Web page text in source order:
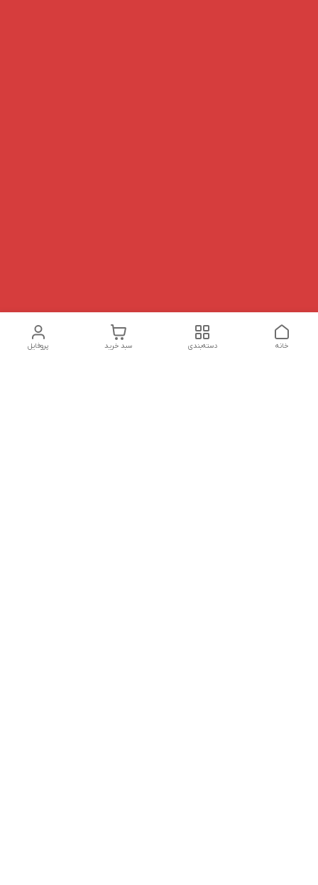
پروفایل سبد خرید دسته‌بندی خانه